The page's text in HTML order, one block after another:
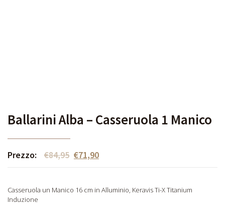
Ballarini Alba – Casseruola 1 Manico
Prezzo: €84,95 €71,90
Casseruola un Manico 16 cm in Alluminio, Keravis Ti-X Titanium
Induzione